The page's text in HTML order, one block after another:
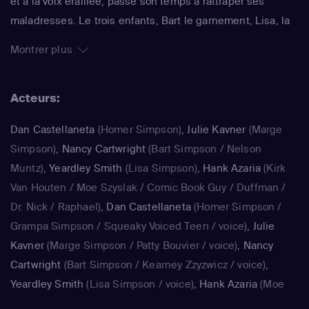
maladresses. Le trois enfants, Bart le garnement, Lisa, la
rendent joyeux et animé le quotidien de ce foyer. La série
saison, est régulièrement récompensée aux Emmy Awards
Montrer plus
Acteurs:
Dan Castellaneta (Homer Simpson),Julie Kavner (Marge
Simpson), Nancy Cartwright (Bart Simpson / Nelson
Muntz),Yeardley Smith (Lisa Simpson), Hank Azaria (Kirk
Van Houten / Moe Szyslak / Comic Book Guy / Duffman /
Dr. Nick / Raphael), Dan Castellaneta(Homer Simpson /
Grampa Simpson / Squeaky Voiced Teen / voice), Julie
Kavner(Marge Simpson / Patty Bouvier / voice), Nancy
Cartwright (Bart Simpson / Kearney Zzyzwicz / voice),
Yeardley Smith (Lisa Simpson / voice), Hank Azaria (Moe